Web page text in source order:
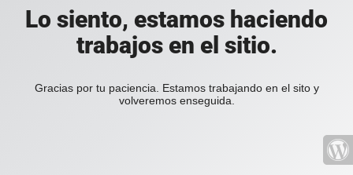
Lo siento, estamos haciendo
trabajos en el sitio.
Gracias por tu paciencia. Estamos trabajando en el sito y
volveremos enseguida.